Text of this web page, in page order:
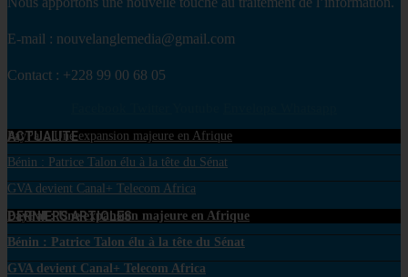
E-mail : nouvelanglemedia@gmail.com
Contact : +228 99 00 68 05
ACTUALITE
PayPal : Une expansion majeure en Afrique
Bénin : Patrice Talon élu à la tête du Sénat
GVA devient Canal+ Telecom Africa
DERNIERS ARTICLES
PayPal : Une expansion majeure en Afrique
Bénin : Patrice Talon élu à la tête du Sénat
GVA devient Canal+ Telecom Africa